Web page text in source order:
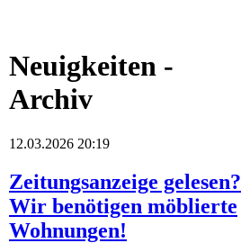
Neuigkeiten -
Archiv
12.03.2026 20:19
Zeitungsanzeige gelesen?
Wir benötigen möblierte
Wohnungen!